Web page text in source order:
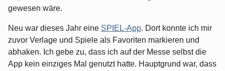
gewesen wäre.
Neu war dieses Jahr eine SPIEL-App. Dort konnte ich mir
zuvor Verlage und Spiele als Favoriten markieren und
abhaken. Ich gebe zu, dass ich auf der Messe selbst die
App kein einziges Mal genutzt hatte. Hauptgrund war, dass